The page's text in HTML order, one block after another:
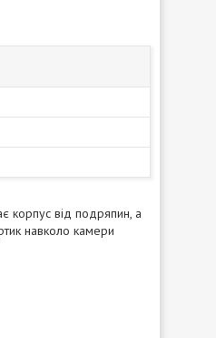
корпус від подряпин, а
навколо камери